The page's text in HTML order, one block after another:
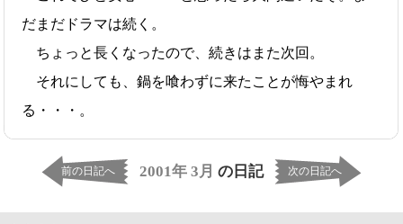
だまだドラマは続く。
ちょっと長くなったので、続きはまた次回。
それにしても、鍋を喰わずに来たことが悔やまれ
る・・・。
前の日記へ 2001年 3月 の日記 次の日記へ